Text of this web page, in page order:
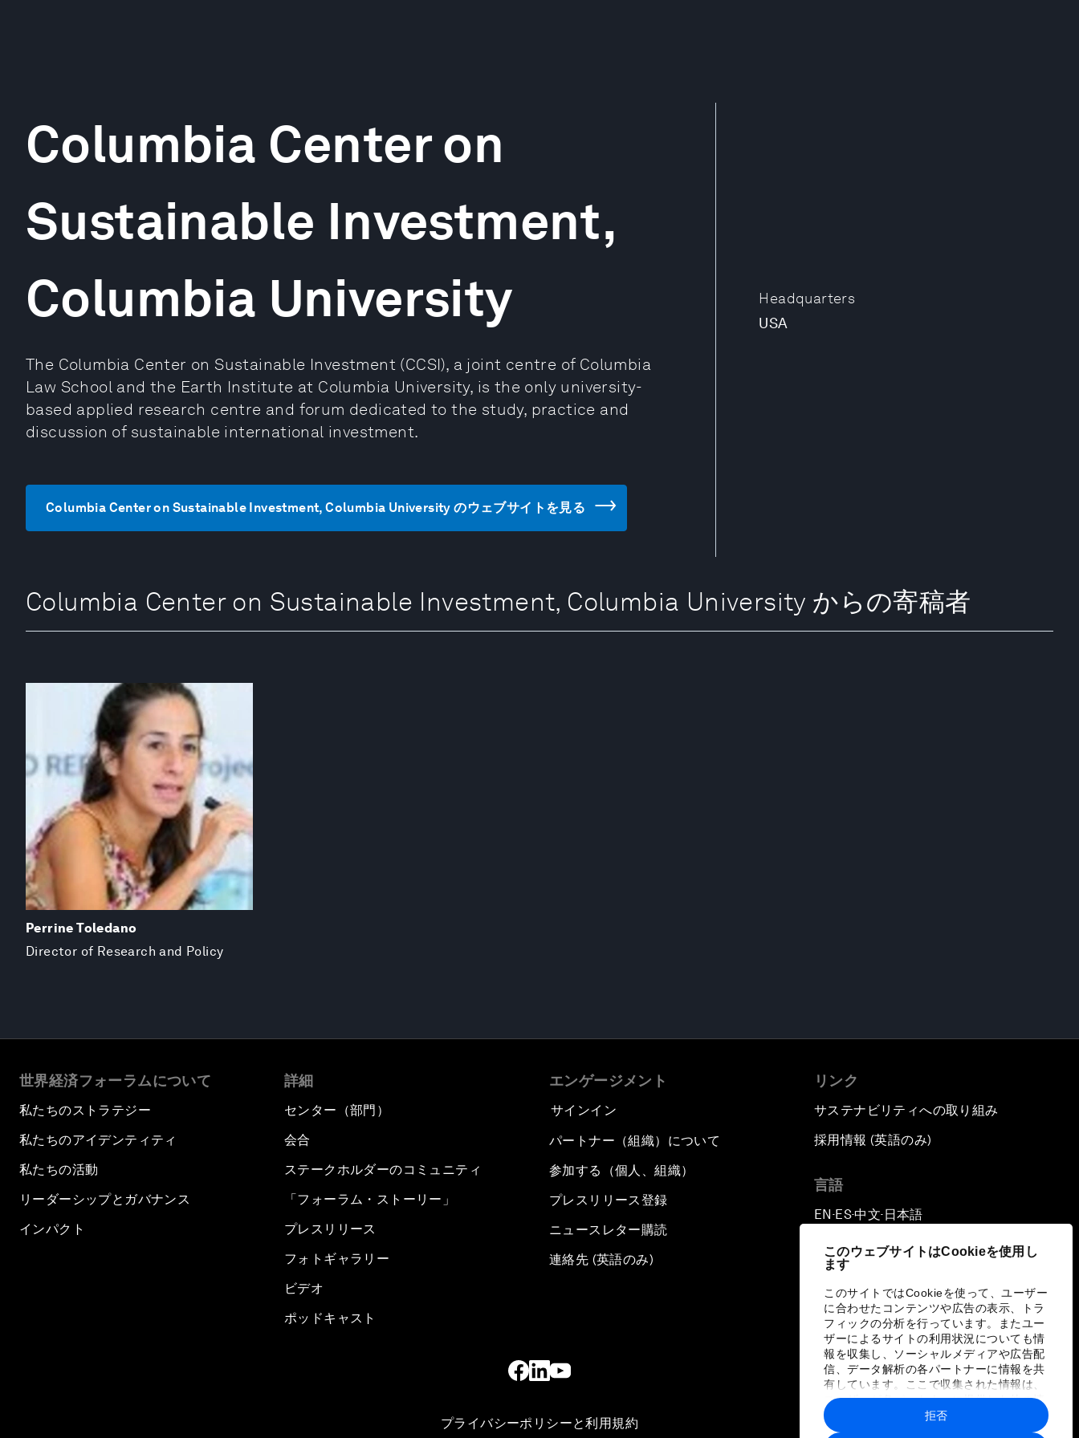
このウェブサイトはCookieを使用し
ます
このサイトではCookieを使って、ユーザー
に合わせたコンテンツや広告の表示、トラ
フィックの分析を行っています。またユー
ザーによるサイトの利用状況についても情
報を収集し、ソーシャルメディアや広告配
信、データ解析の各パートナーに情報を共
有しています。ここで収集された情報は、
ユーザーが各パートナーに提供した他の情
報や各パートナーのサービスを使用した際
に収集された情報と組み合わされ、各パー
拒否
Headquarters
USA
Columbia Center on
Sustainable Investment,
Columbia University
The Columbia Center on Sustainable Investment (CCSI), a joint centre of Columbia
Law School and the Earth Institute at Columbia University, is the only university-
based applied research centre and forum dedicated to the study, practice and
discussion of sustainable international investment.
Columbia Center on Sustainable Investment, Columbia University のウェブサイトを見る
Columbia Center on Sustainable Investment, Columbia University からの寄稿者
Perrine Toledano
Director of Research and Policy
世界経済フォーラムについて
私たちのストラテジー
私たちのアイデンティティ
私たちの活動
リーダーシップとガバナンス
インパクト
詳細
センター（部門）
会合
ステークホルダーのコミュニティ
「フォーラム・ストーリー」
プレスリリース
フォトギャラリー
ビデオ
ポッドキャスト
エンゲージメント
サインイン
パートナー（組織）について
参加する（個人、組織）
プレスリリース登録
ニュースレター購読
連絡先 (英語のみ)
リンク
サステナビリティへの取り組み
採用情報 (英語のみ)
言語
EN ▪ES▪中文▪ 日本語
プライバシーポリシーと利用規約